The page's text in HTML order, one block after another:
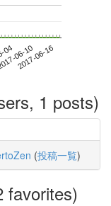
0406-10
2017-06-16
1 posts)
(投稿一覧)
favorites)